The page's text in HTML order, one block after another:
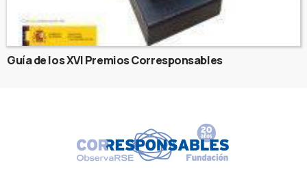
Guía de los XVI Premios Corresponsables